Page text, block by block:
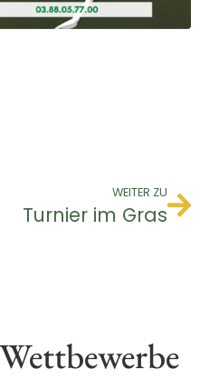
WEITER ZU
Turnier im Gras